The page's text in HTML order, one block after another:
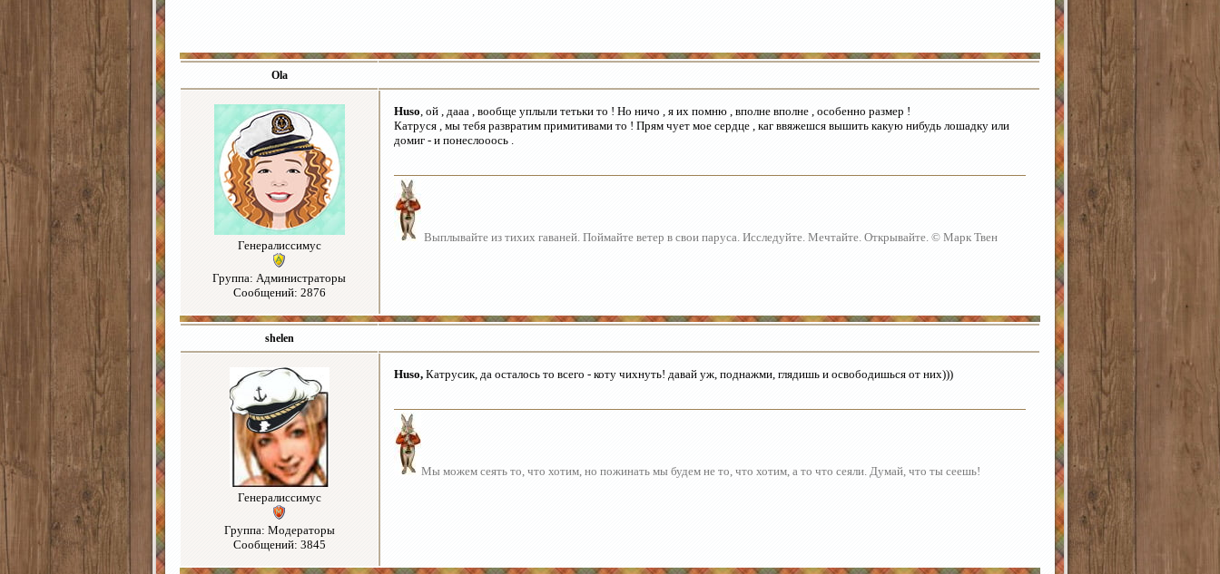
Ola
Генералиссимус
Группа: Администраторы
Сообщений: 2876
Huso, ой , дааа , вообще уплыли тетьки то ! Но ничо , я их помню , вполне вполне , особенно размер !
Катруся , мы тебя развратим примитивами то ! Прям чует мое сердце , каг ввяжешся вышить какую нибудь лошадку или
домиг - и понеслооось .
Выплывайте из тихих гаваней. Поймайте ветер в свои паруса. Исследуйте. Мечтайте. Открывайте. © Марк Твен
shelen
Генералиссимус
Группа: Модераторы
Сообщений: 3845
Huso, Катрусик, да осталось то всего - коту чихнуть! давай уж, поднажми, глядишь и освободишься от них)))
Мы можем сеять то, что хотим, но пожинать мы будем не то, что хотим, а то что сеяли. Думай, что ты сеешь!